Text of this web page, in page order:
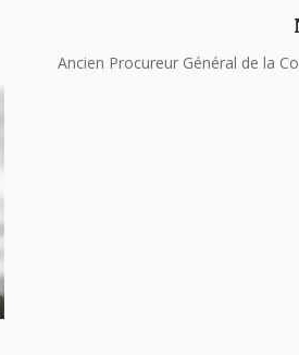
Ancien Procureur Général de la